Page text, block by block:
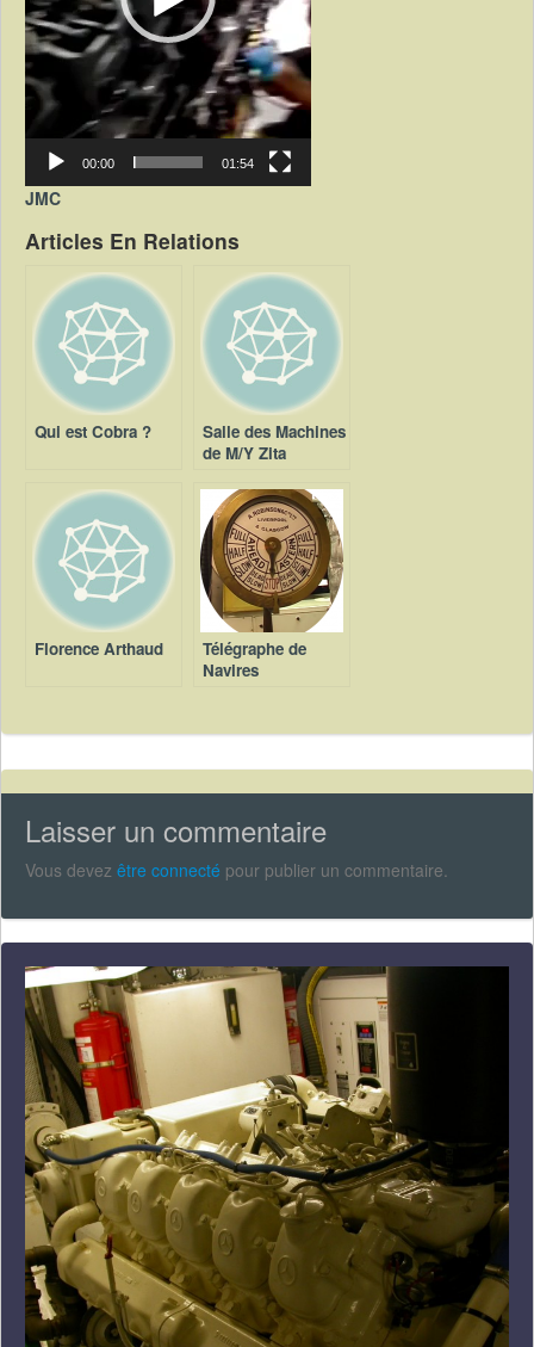
00:00 01:54
JMC
Articles En Relations
Qui est Cobra ?
Salle des Machines
de M/Y Zita
Florence Arthaud
Télégraphe de
Navires
Laisser un commentaire
Vous devez être connecté pour publier un commentaire.